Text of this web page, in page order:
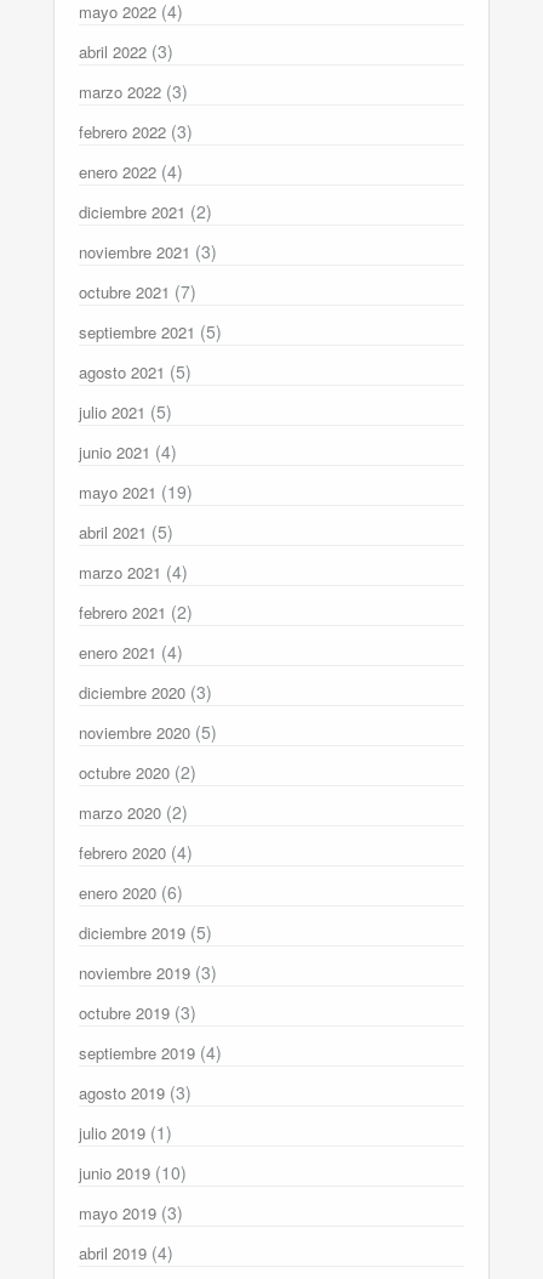
mayo 2022 (4)
abril 2022 (3)
marzo 2022 (3)
febrero 2022 (3)
enero 2022 (4)
diciembre 2021 (2)
noviembre 2021 (3)
octubre 2021 (7)
septiembre 2021 (5)
agosto 2021 (5)
julio 2021 (5)
junio 2021 (4)
mayo 2021 (19)
abril 2021 (5)
marzo 2021 (4)
febrero 2021 (2)
enero 2021 (4)
diciembre 2020 (3)
noviembre 2020 (5)
octubre 2020 (2)
marzo 2020 (2)
febrero 2020 (4)
enero 2020 (6)
diciembre 2019 (5)
noviembre 2019 (3)
octubre 2019 (3)
septiembre 2019 (4)
agosto 2019 (3)
julio 2019 (1)
junio 2019 (10)
mayo 2019 (3)
abril 2019 (4)